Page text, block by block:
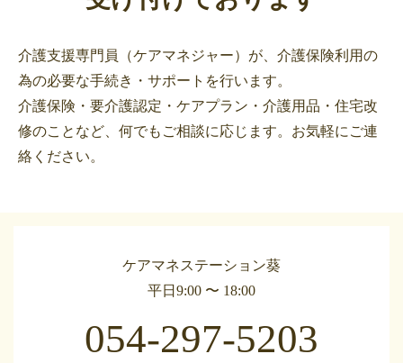
介護支援専門員（ケアマネジャー）が、介護保険利用の
為の必要な手続き・サポートを行います。
介護保険・要介護認定・ケアプラン・介護用品・住宅改
修のことなど、何でもご相談に応じます。お気軽にご連
絡ください。
ケアマネステーション葵
平日9:00 〜 18:00
054-297-5203